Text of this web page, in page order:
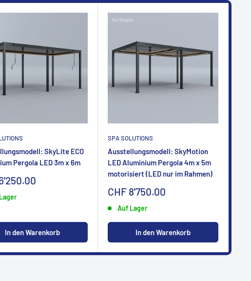
SkyLite ECO
Pergola LED 3m x 6m
In den Warenkorb
SPA SOLUTIONS
Ausstellungsmodell: SkyMotion
LED Aluminium Pergola 4m x 5m
motorisiert (LED nur im Rahmen)
Sonderpreis
CHF 8'750.00
Auf Lager
In den Warenkorb